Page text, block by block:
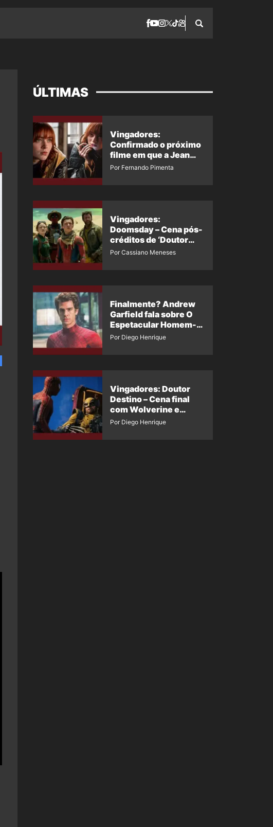
ÚLTIMAS
Vingadores:
Confirmado o próximo
filme em que a Jean
Grey irá aparecer
Por Fernando Pimenta
Vingadores:
Doomsday – Cena pós-
créditos de ‘Doutor
Destino’ é revelada
Por Cassiano Meneses
Finalmente? Andrew
Garfield fala sobre O
Espetacular Homem-
Aranha 3
Por Diego Henrique
Vingadores: Doutor
Destino – Cena final
com Wolverine e
Homem-Aranha de
Por Diego Henrique